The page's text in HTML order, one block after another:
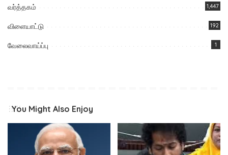
வர்த்தகம் 1,447
விளையாட்டு 192
வேலைவாய்ப்பு 1
You Might Also Enjoy